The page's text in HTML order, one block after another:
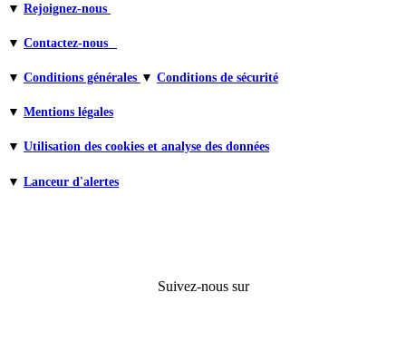
▼ Rejoignez-nous
▼ Contactez-nous
▼ Conditions générales ▼ Conditions de sécurité
▼ Mentions légales
▼ Utilisation des cookies et analyse des données
▼ Lanceur d'alertes
Suivez-nous sur